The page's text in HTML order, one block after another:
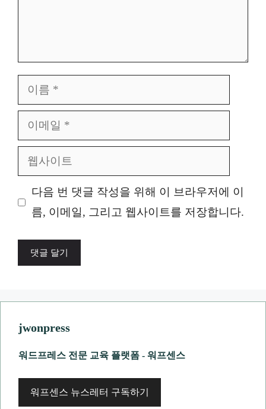
름
메
일
사
이 다음 번 댓글 작성을 위해 이 브라우저에 이
름, 이메일, 그리고 웹사이트를 저장합니다.
jwonpress
워드프레스 전문 교육 플랫폼 - 워프센스
워프센스 뉴스레터 구독하기